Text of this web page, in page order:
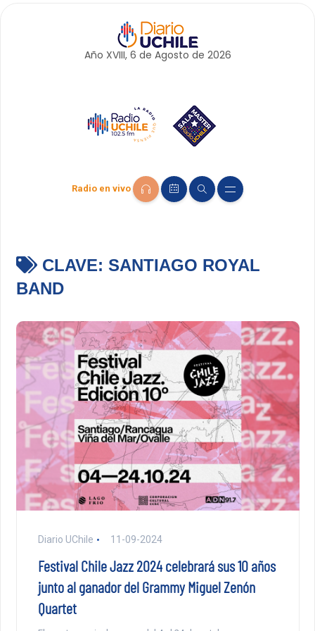
Año XVIII, 6 de Agosto de 2026
Radio en vivo
CLAVE: SANTIAGO ROYAL
BAND
Diario UChile 11-09-2024
Festival Chile Jazz 2024 celebrará sus 10 años
junto al ganador del Grammy Miguel Zenón
Quartet